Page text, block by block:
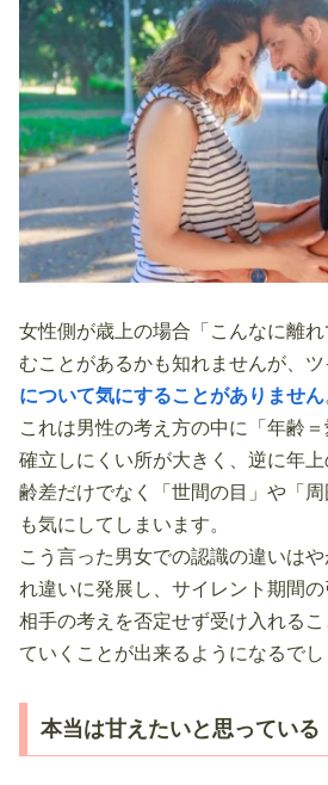
女性側が歳上の場合「こんなに離
むことがあるかも知れませんが、
について気にすることがありません
これは男性の考え方の中に「年齢
確立しにくい所が大きく、逆に年
齢差だけでなく「世間の目」や「
も気にしてしまいます。
こう言った男女での認識の違いは
れ違いに発展し、サイレント期間の
相手の考えを否定せず受け入れる
ていくことが出来るようになるでし
本当は甘えたいと思っている